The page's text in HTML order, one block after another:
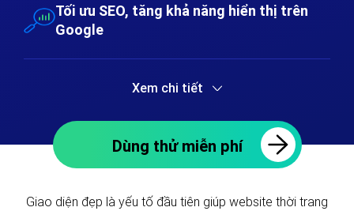
Tối ưu SEO, tăng khả năng hiển thị trên
Google
Xem chi tiết
Dùng thử miễn phí
Giao diện đẹp là yếu tố đầu tiên giúp website thời trang